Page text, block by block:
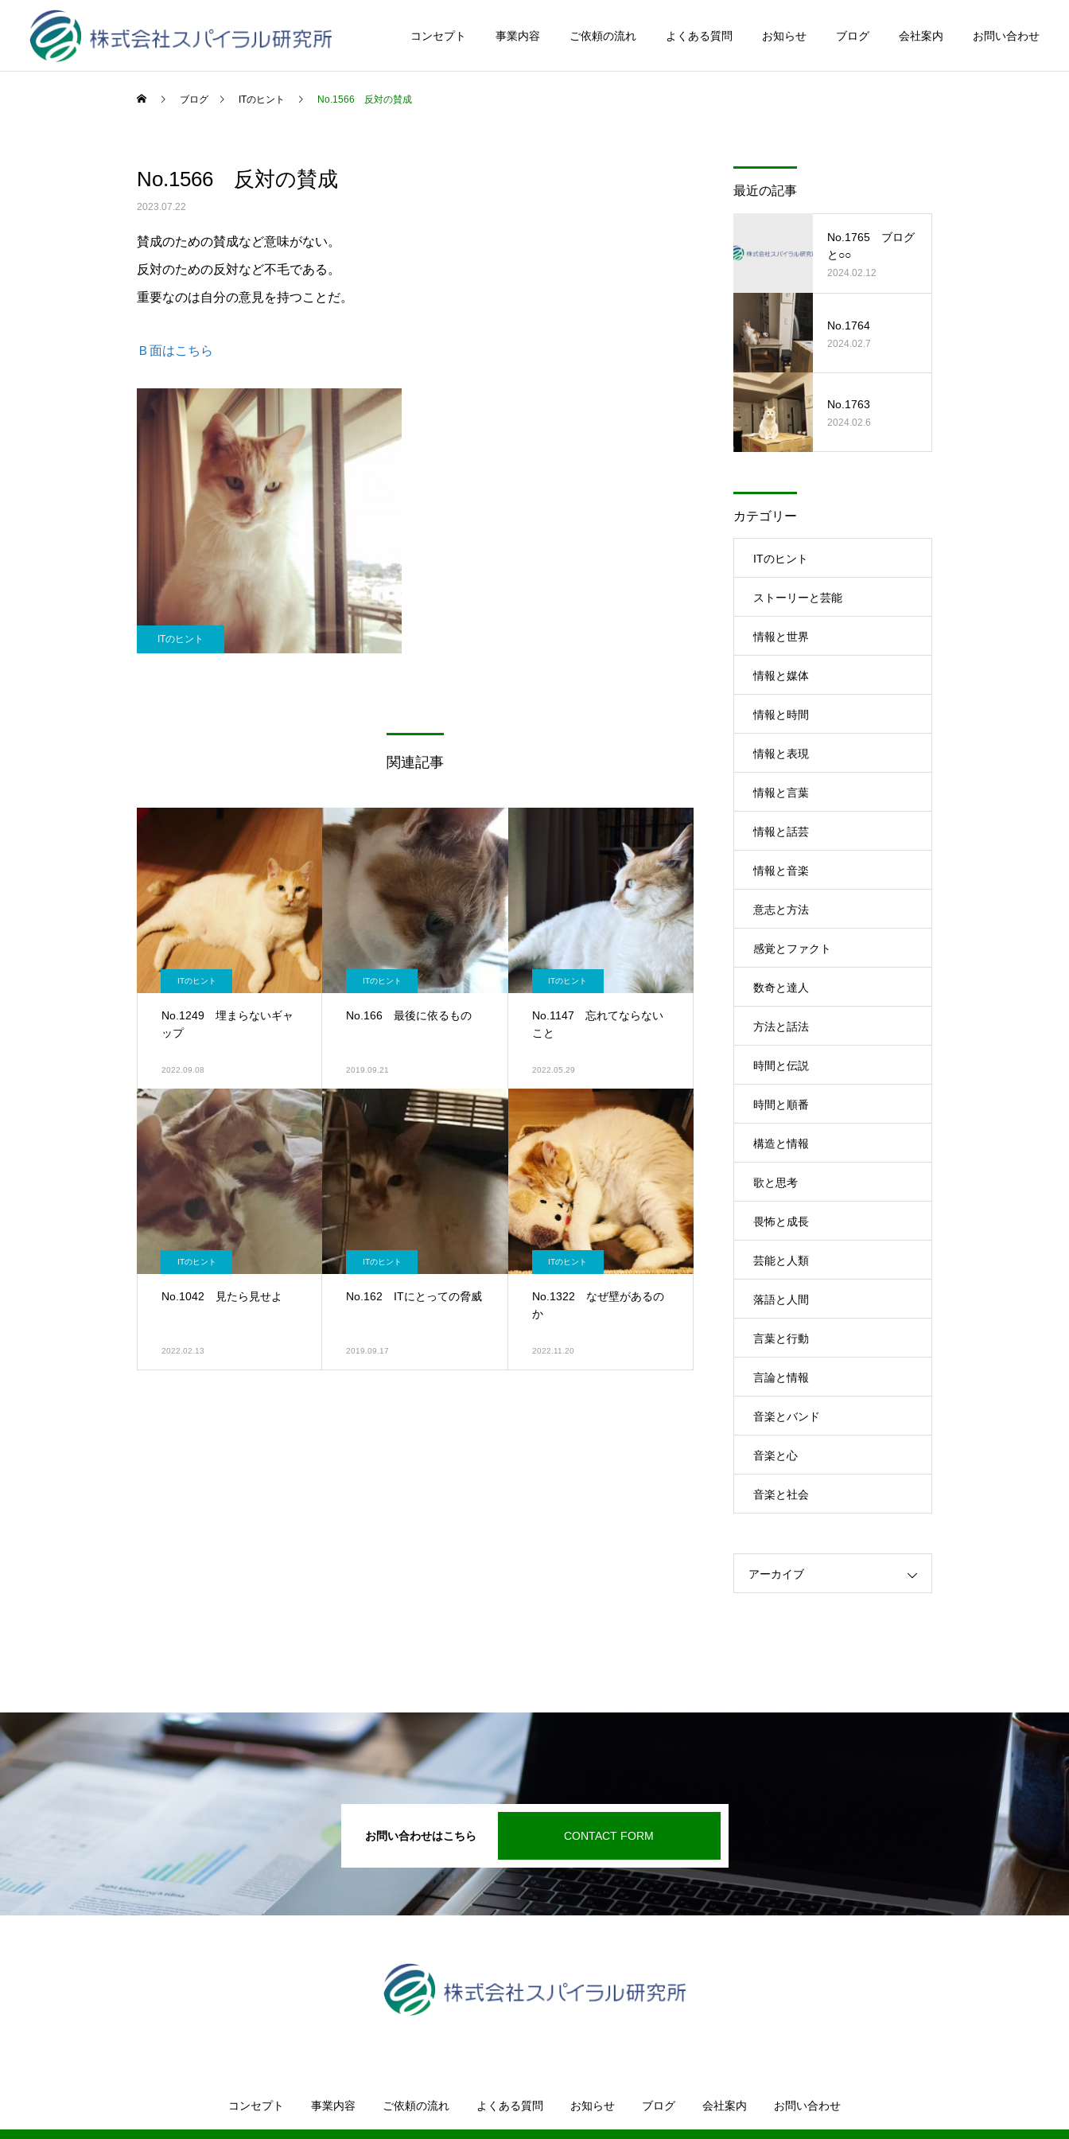
コンセプト 事業内容 ご依頼の流れ よくある質問 お知らせ ブログ 会社案内 お問い合わせ
ブログ ITのヒント No.1566 反対の賛成
No.1566 反対の賛成
2023.07.22
賛成のための賛成など意味がない。
反対のための反対など不毛である。
重要なのは自分の意見を持つことだ。
Ｂ面はこちら
ITのヒント
関連記事
ITのヒント
No.1249 埋まらないギャ
ップ
2022.09.08
ITのヒント
No.166 最後に依るもの
2019.09.21
ITのヒント
No.1147 忘れてならない
こと
2022.05.29
ITのヒント
No.1042 見たら見せよ
2022.02.13
ITのヒント
No.162 ITにとっての脅威
2019.09.17
ITのヒント
No.1322 なぜ壁があるの
か
2022.11.20
最近の記事
No.1765 ブログ
と○○
2024.02.12
No.1764
2024.02.7
No.1763
2024.02.6
カテゴリー
ITのヒント
ストーリーと芸能
情報と世界
情報と媒体
情報と時間
情報と表現
情報と言葉
情報と話芸
情報と音楽
意志と方法
感覚とファクト
数奇と達人
方法と話法
時間と伝説
時間と順番
構造と情報
歌と思考
畏怖と成長
芸能と人類
落語と人間
言葉と行動
言論と情報
音楽とバンド
音楽と心
音楽と社会
アーカイブ
お問い合わせはこちら CONTACT FORM
コンセプト 事業内容 ご依頼の流れ よくある質問 お知らせ ブログ 会社案内 お問い合わせ